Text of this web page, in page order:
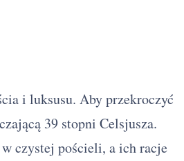
i luksusu. Aby przekroczyć
39 stopni Celsjusza.
czystej pościeli, a ich racje